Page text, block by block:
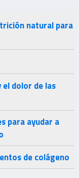
natural para
dolor de las
para ayudar a
de colágeno